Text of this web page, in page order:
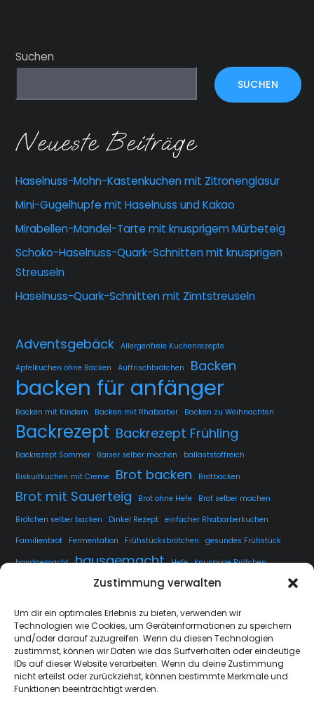
Zustimmung verwalten
Um dir ein optimales Erlebnis zu bieten, verwenden wir
Technologien wie Cookies, um Geräteinformationen zu speichern
und/oder darauf zuzugreifen. Wenn du diesen Technologien
zustimmst, können wir Daten wie das Surfverhalten oder eindeutige
IDs auf dieser Website verarbeiten. Wenn du deine Zustimmung
nicht erteilst oder zurückziehst, können bestimmte Merkmale und
Funktionen beeinträchtigt werden.
Suchen
SUCHEN
Neueste Beiträge
Haselnuss-Mohn-Kastenkuchen mit Zitronenglasur
Mini-Gugelhupfe mit Haselnuss und Kakao
Mirabellen-Mandel-Tarte mit knusprigem Mürbeteig
Schoko-Haselnuss-Quark-Schnitten mit knusprigen
Streuseln
Haselnuss-Quark-Schnitten mit Zimtstreuseln
Adventsgebäck Allergenfreie Kuchenrezepte
Apfelkuchen ohne Backen Auffrischbrötchen Backen
backen für anfänger
Backen mit Kindern Backen mit Rhabarber Backen zu Weihnachten
Backrezept Backrezept Frühling
Backrezept Sommer Baiser selber machen ballaststoffreich
Biskuitkuchen mit Creme Brot backen Brotbacken
Brot mit Sauerteig Brot ohne Hefe
Brot selber machen
Brötchen selber backen
Dinkel Rezept
einfacher Rhabarberkuchen
Familienbrot
Fermentation Frühstücksbrötchen gesundes Frühstück
handgemacht hausgemacht Hefe knusprige Brötchen
kuchen lange Teigführung Langzeitführung
Sauerteig fermentieren Sauerteig Rezept selbstgemacht Sesam
Weissbrot
Übernachtgare